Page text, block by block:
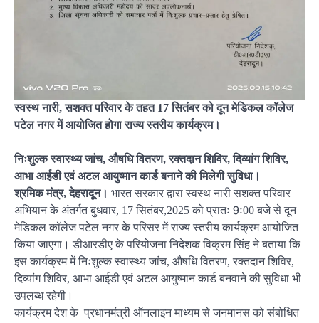
स्वस्थ नारी, सशक्त परिवार के तहत 17 सितंबर को दून मेडिकल कॉलेज
पटेल नगर में आयोजित होगा राज्य स्तरीय कार्यक्रम।
निःशुल्क स्वास्थ्य जांच, औषधि वितरण, रक्तदान शिविर, दिव्यांग शिविर,
आभा आईडी एवं अटल आयुष्मान कार्ड बनाने की मिलेगी सुविधा।
श्रमिक मंत्र, देहरादून। भारत सरकार द्वारा स्वस्थ नारी सशक्त परिवार
अभियान के अंतर्गत बुधवार, 17 सितंबर,2025 को प्रातः 9ः00 बजे से दून
मेडिकल कॉलेज पटेल नगर के परिसर में राज्य स्तरीय कार्यक्रम आयोजित
किया जाएगा। डीआरडीए के परियोजना निदेशक विक्रम सिंह ने बताया कि
इस कार्यक्रम में निःशुल्क स्वास्थ्य जांच, औषधि वितरण, रक्तदान शिविर,
दिव्यांग शिविर, आभा आईडी एवं अटल आयुष्मान कार्ड बनवाने की सुविधा भी
उपलब्ध रहेगी।
कार्यक्रम देश के प्रधानमंत्री ऑनलाइन माध्यम से जनमानस को संबोधित